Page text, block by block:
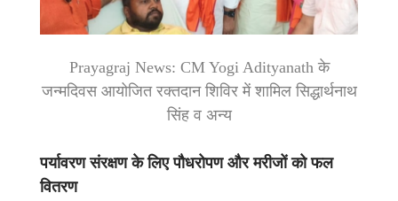
Prayagraj News: CM Yogi Adityanath के
जन्मदिवस आयोजित रक्तदान शिविर में शामिल सिद्धार्थनाथ
सिंह व अन्य
पर्यावरण संरक्षण के लिए पौधरोपण और मरीजों को फल
वितरण